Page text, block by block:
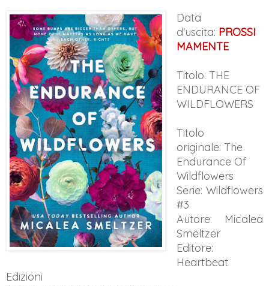
Data
d'uscita: PROSSI
MAMENTE
Titolo: THE
ENDURANCE OF
WILDFLOWERS
Titolo
originale: The
Endurance Of
Wildflowers
Serie: Wildflowers
#3
Autore: Micalea
Smeltzer
Editore:
Heartbeat
Edizioni